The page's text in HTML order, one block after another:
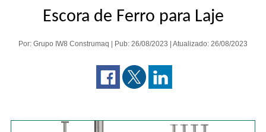
Escora de Ferro para Laje
Por: Grupo IW8 Construmaq | Pub: 26/08/2023 | Atualizado: 26/08/2023